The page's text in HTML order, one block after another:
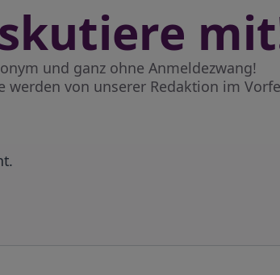
und ganz ohne Anmeldezwang!
werden von unserer Redaktion im